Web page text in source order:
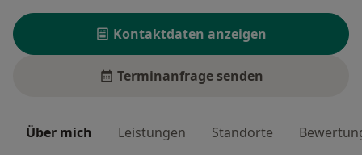
Kontaktdaten anzeigen
Terminanfrage senden
Über mich Leistungen Standorte